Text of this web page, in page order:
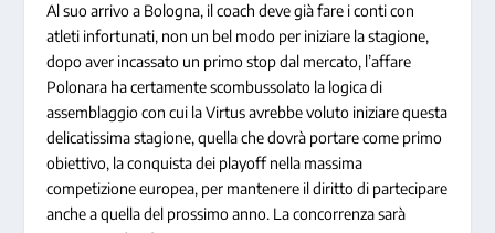
Al suo arrivo a Bologna, il coach deve già fare i conti con
atleti infortunati, non un bel modo per iniziare la stagione,
dopo aver incassato un primo stop dal mercato, l’affare
Polonara ha certamente scombussolato la logica di
assemblaggio con cui la Virtus avrebbe voluto iniziare questa
delicatissima stagione, quella che dovrà portare come primo
obiettivo, la conquista dei playoff nella massima
competizione europea, per mantenere il diritto di partecipare
anche a quella del prossimo anno. La concorrenza sarà